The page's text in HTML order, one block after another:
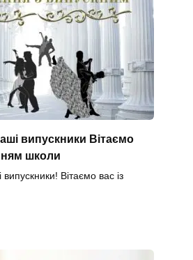
випускники Вітаємо
школи
випускники! Вітаємо вас із